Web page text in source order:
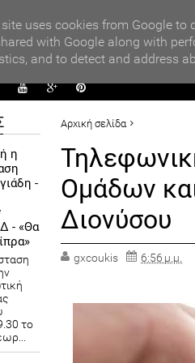
Αρχική σελίδα
ΔΗΜΟΙ
Τηλεφωνική
Ομάδων
Διονύσου
gxcoukis 6:56 μ.μ.
η
-
- «Θα
το
uses cookies from Google to
with Google along with
and to detect and address